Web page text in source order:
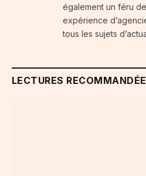
également un féru
expérience
tous les sujets
LECTURES